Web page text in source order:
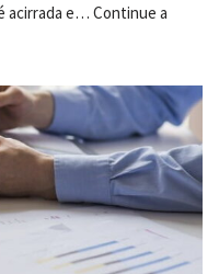
acirrada e… Continue a